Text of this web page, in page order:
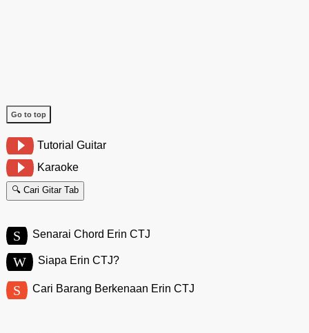
Go to top
Tutorial Guitar
Karaoke
🔍 Cari Gitar Tab
S Senarai Chord Erin CTJ
W Siapa Erin CTJ?
S Cari Barang Berkenaan Erin CTJ